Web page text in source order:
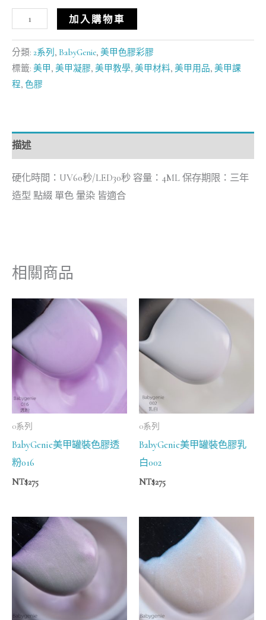
加入購物車
分類: 2系列 , BabyGenie, 美甲色膠彩膠
標籤: 美甲, 美甲凝膠, 美甲教學, 美甲材料, 美甲用品, 美甲課
程, 色膠
描述
硬化時間：UV60秒/LED30秒 容量：4ML 保存期限：三年
造型 點綴 單色 暈染 皆適合
相關商品
0系列
BabyGenie美甲罐裝色膠透
粉016
NT$275
0系列
BabyGenie美甲罐裝色膠乳
白002
NT$275